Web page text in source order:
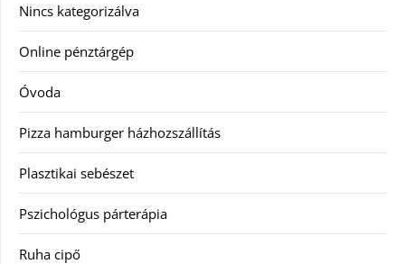
Nincs kategorizálva
Online pénztárgép
Óvoda
Pizza hamburger házhozszállítás
Plasztikai sebészet
Pszichológus párterápia
Ruha cipő